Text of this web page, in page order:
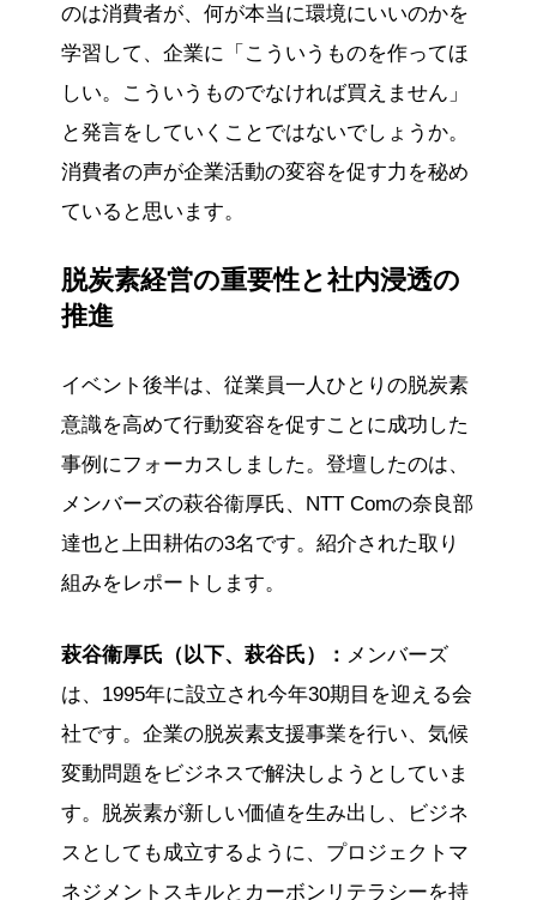
のは消費者が、何が本当に環境にいいのかを
学習して、企業に「こういうものを作ってほ
しい。こういうものでなければ買えません」
と発言をしていくことではないでしょうか。
消費者の声が企業活動の変容を促す力を秘め
ていると思います。
脱炭素経営の重要性と社内浸透の
推進
イベント後半は、従業員一人ひとりの脱炭素
意識を高めて行動変容を促すことに成功した
事例にフォーカスしました。登壇したのは、
メンバーズの萩谷衞厚氏、NTT Comの奈良部
達也と上田耕佑の3名です。紹介された取り
組みをレポートします。
萩谷衞厚氏（以下、萩谷氏）： メンバーズ
は、1995年に設立され今年30期目を迎える会
社です。企業の脱炭素支援事業を行い、気候
変動問題をビジネスで解決しようとしていま
す。脱炭素が新しい価値を生み出し、ビジネ
スとしても成立するように、プロジェクトマ
ネジメントスキルとカーボンリテラシーを持